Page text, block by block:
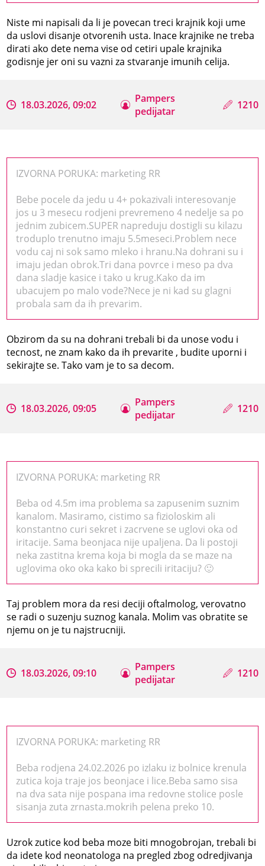
Niste mi napisali da li je povecan treci krajnik koji ume
da uslovi disanje otvorenih usta. Inace krajnike ne treba
dirati ako dete nema vise od cetiri upale krajnika
godisnje jer oni su vazni za stvaranje imunih celija.
18.03.2026, 09:02
Pampers
pedijatar
1210
IZVORNA PORUKA: marketing RR
Bebe pocele da jedu u 4+ pokazivali interesovanje
jos u 3 mesecu rodjeni prevremeno 4 nedelje sa po
jednim zubicem.SUPER napreduju dostigli su kilazu
troduplo trenutno imaju 5.5meseci.Problem nece
vodu caj ni sok samo mleko i hranu.Na dohrani su i
imaju jedan obrok.Tri dana povrce i meso pa dva
dana sladje kasice i tako u krug.Kako da im
ubacujem po malo vode?Nece je ni kad su glagni
probala sam da ih prevarim.
Obzirom da su na dohrani trebali bi da unose vodu i
tecnost, ne znam kako da ih prevarite , budite uporni i
sekirajte se. Tako vam je to sa decom.
18.03.2026, 09:05
Pampers
pedijatar
1210
IZVORNA PORUKA: marketing RR
Beba od 4.5m ima problema sa zapusenim suznim
kanalom. Masiramo, cistimo sa fizioloskim ali
konstantno curi sekret i zacrvene se uglovi oka od
iritacije. Sama beonjaca nije upaljena. Da li postoji
neka zastitna krema koja bi mogla da se maze na
uglovima oko oka kako bi sprecili iritaciju? 🙂
Taj problem mora da resi deciji oftalmolog, verovatno
se radi o suzenju suznog kanala. Molim vas obratite se
njemu on je tu najstrucniji.
18.03.2026, 09:10
Pampers
pedijatar
1210
IZVORNA PORUKA: marketing RR
Beba rodjena 24.02.2026 po izlaku iz bolnice krenula
zutica koja traje jos beonjace i lice.Beba samo sisa
na dva sata nije pospana ima redovne stolice posle
sisanja zuta zrnasta.mokrih pelena preko 10.
Uzrok zutice kod beba moze biti mnogobrojan, trebali bi
da idete kod neonatologa na pregled zbog odredjivanja